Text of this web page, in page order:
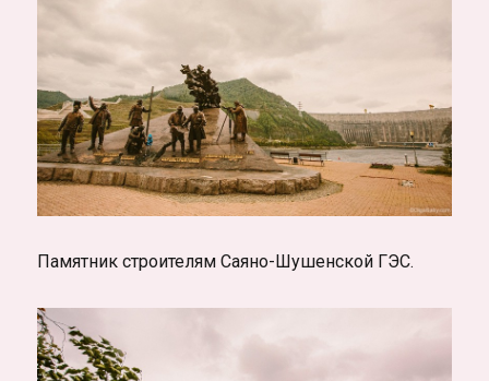
Памятник строителям Саяно-Шушенской ГЭС.